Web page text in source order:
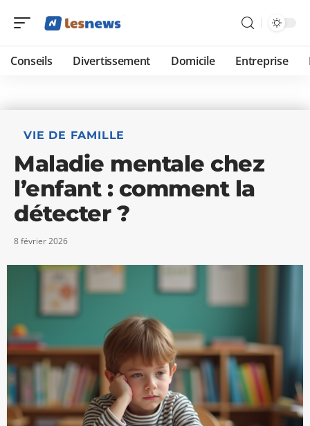
Conseils Divertissement Domicile Entreprise
VIE DE FAMILLE
Maladie mentale chez
l’enfant : comment la
détecter ?
8 février 2026